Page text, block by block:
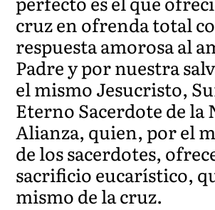
cruz en ofrenda total
respuesta amorosa al
Padre y por nuestra
el mismo Jesucristo,
Eterno Sacerdote de la
Alianza, quien, por el
de los sacerdotes,
sacrificio eucarístico,
mismo de la cruz.